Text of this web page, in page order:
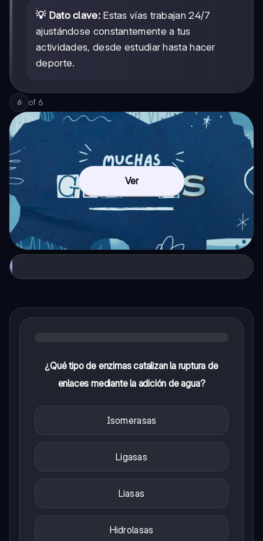
💡 Dato clave:Estas vías trabajan 24/7
ajustándose constantemente a tus
actividades, desde estudiar hasta hacer
deporte.
6 of 6
Ver
¿Qué tipo de enzimas catalizan la ruptura de
enlaces mediante la adición de agua?
Isomerasas
Ligasas
Liasas
Hidrolasas